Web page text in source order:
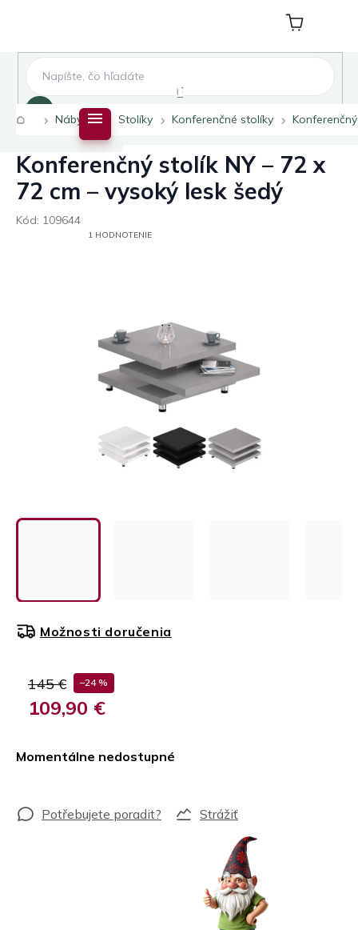
Nákupný
košík
Domov
Nábytok Stolíky Konferenčné stolíky
Konferenčný stolík NY – 72 x
72 cm – vysoký lesk šedý
Kód: 109644
PRIEMERNÉ1 HODNOTENIE
145 € –24 %
109,90 €
Momentálne nedostupné
Možnosti doručenia
Strážiť